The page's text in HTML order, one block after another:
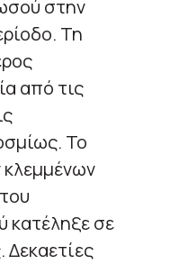
στην
Τη
από τις
Το
κατέληξε σε